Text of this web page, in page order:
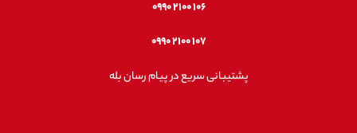
۱۰۶ ۲۱۰۰ ۰۹۹۰
۱۰۷ ۲۱۰۰ ۰۹۹۰
پشتیبانی سریع در پیام رسان بله